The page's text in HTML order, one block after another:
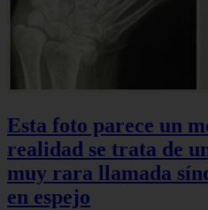
Esta foto parece un
realidad se trata de
muy rara llamada
en espejo